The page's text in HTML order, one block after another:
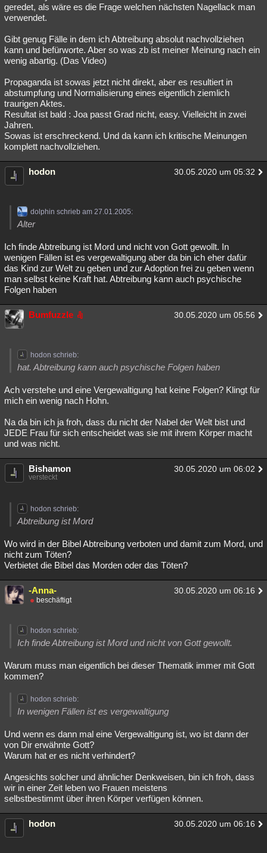
geredet, als wäre es die Frage welchen nächsten Nagellack man
verwendet.
Gibt genug Fälle in dem ich Abtreibung absolut nachvollziehen
kann und befürworte. Aber so was zb ist meiner Meinung nach ein
wenig abartig. (Das Video)
Propaganda ist sowas jetzt nicht direkt, aber es resultiert in
abstumpfung und Normalisierung eines eigentlich ziemlich
traurigen Aktes.
Resultat ist bald : Joa passt Grad nicht, easy. Vielleicht in zwei
Jahren.
Sowas ist erschreckend. Und da kann ich kritische Meinungen
komplett nachvollziehen.
hodon 30.05.2020 um 05:32
dolphin schrieb am 27.01.2005:
Alter
Ich finde Abtreibung ist Mord und nicht von Gott gewollt. In
wenigen Fällen ist es vergewaltigung aber da bin ich eher dafür
das Kind zur Welt zu geben und zur Adoption frei zu geben wenn
man selbst keine Kraft hat. Abtreibung kann auch psychische
Folgen haben
Bumfuzzle 30.05.2020 um 05:56
hodon schrieb:
hat. Abtreibung kann auch psychische Folgen haben
Ach verstehe und eine Vergewaltigung hat keine Folgen? Klingt für
mich ein wenig nach Hohn.
Na da bin ich ja froh, dass du nicht der Nabel der Welt bist und
JEDE Frau für sich entscheidet was sie mit ihrem Körper macht
und was nicht.
Bishamon 30.05.2020 um 06:02
versteckt
hodon schrieb:
Abtreibung ist Mord
Wo wird in der Bibel Abtreibung verboten und damit zum Mord, und
nicht zum Töten?
Verbietet die Bibel das Morden oder das Töten?
-Anna- 30.05.2020 um 06:16
beschäftigt
hodon schrieb:
Ich finde Abtreibung ist Mord und nicht von Gott gewollt.
Warum muss man eigentlich bei dieser Thematik immer mit Gott
kommen?
hodon schrieb:
In wenigen Fällen ist es vergewaltigung
Und wenn es dann mal eine Vergewaltigung ist, wo ist dann der
von Dir erwähnte Gott?
Warum hat er es nicht verhindert?
Angesichts solcher und ähnlicher Denkweisen, bin ich froh, dass
wir in einer Zeit leben wo Frauen meistens
selbstbestimmt über ihren Körper verfügen können.
hodon 30.05.2020 um 06:16